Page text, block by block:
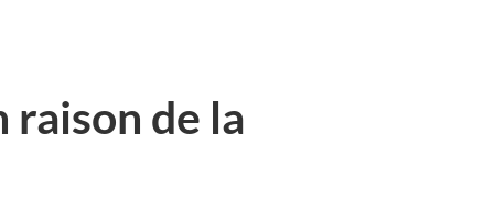
raison de la